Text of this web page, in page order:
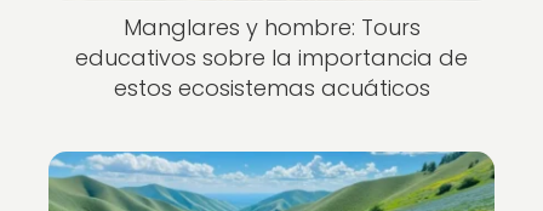
Manglares y hombre: Tours
educativos sobre la importancia de
estos ecosistemas acuáticos